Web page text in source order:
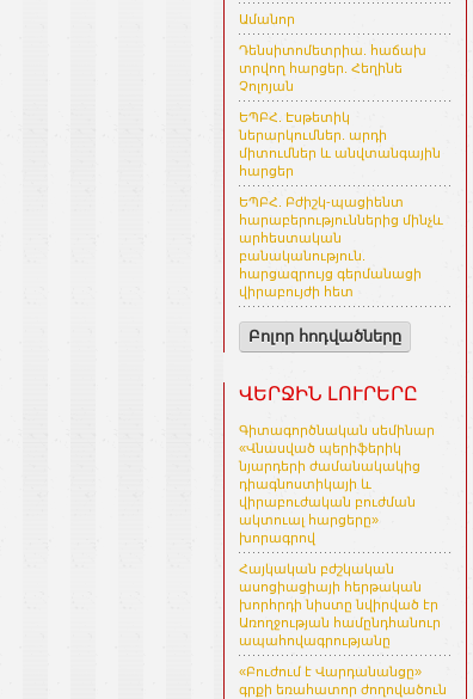
Ամանոր
Դենսիտոմետրիա. հաճախ
տրվող հարցեր. Հեղինե
Չոլոյան
ԵՊԲՀ. Էսթետիկ
ներարկումներ. արդի
միտումներ և անվտանգային
հարցեր
ԵՊԲՀ. Բժիշկ-պացիենտ
հարաբերություններից մինչև
արհեստական
բանականություն.
հարցազրույց գերմանացի
վիրաբույժի հետ
Բոլոր հոդվածները
ՎԵՐՋԻՆ ԼՈՒՐԵՐԸ
Գիտագործնական սեմինար
«Վնասված պերիֆերիկ
նյարդերի ժամանակակից
դիագնոստիկայի և
վիրաբուժական բուժման
ակտուալ հարցերը»
խորագրով
Հայկական բժշկական
ասոցիացիայի հերթական
խորհրդի նիստը նվիրված էր
Առողջության համընդհանուր
ապահովագրությանը
«Բուժում է Վարդանանցը»
գրքի եռահատոր ժողովածուն